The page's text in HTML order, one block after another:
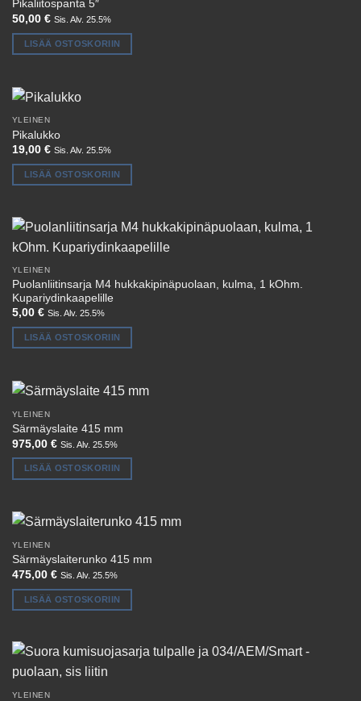
Pikaliitospanta 5″
50,00 € Sis. Alv. 25.5%
LISÄÄ OSTOSKORIIN
YLEINEN
Pikalukko
19,00 € Sis. Alv. 25.5%
LISÄÄ OSTOSKORIIN
YLEINEN
Puolanliitinsarja M4 hukkakipinäpuolaan, kulma, 1 kOhm.
Kupariydinkaapelille
5,00 € Sis. Alv. 25.5%
LISÄÄ OSTOSKORIIN
YLEINEN
Särmäyslaite 415 mm
975,00 € Sis. Alv. 25.5%
LISÄÄ OSTOSKORIIN
YLEINEN
Särmäyslaiterunko 415 mm
475,00 € Sis. Alv. 25.5%
LISÄÄ OSTOSKORIIN
YLEINEN